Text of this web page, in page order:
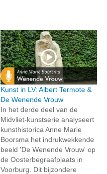
Kunst in LV: Albert Termote &
De Wenende Vrouw
In het derde deel van de
Midvliet-kunstserie analyseert
kunsthistorica Anne Marie
Boorsma het indrukwekkende
beeld 'De Wenende Vrouw' op
de Oosterbegraafplaats in
Voorburg. Dit bijzondere